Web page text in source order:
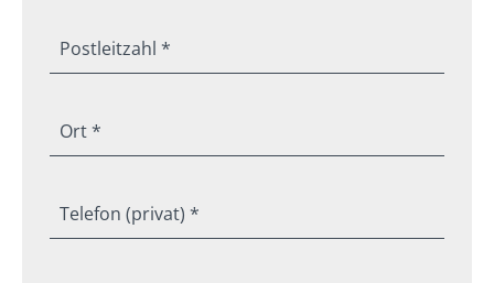
Postleitzahl *
Ort *
Telefon (privat) *